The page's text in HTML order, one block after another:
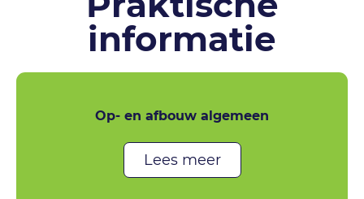
informatie
Op- en afbouw algemeen
Lees meer